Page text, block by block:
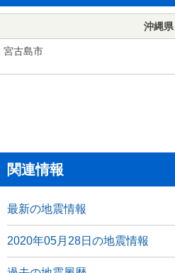
沖縄県
宮古島市
関連情報
最新の地震情報
2020年05月28日の地震情報